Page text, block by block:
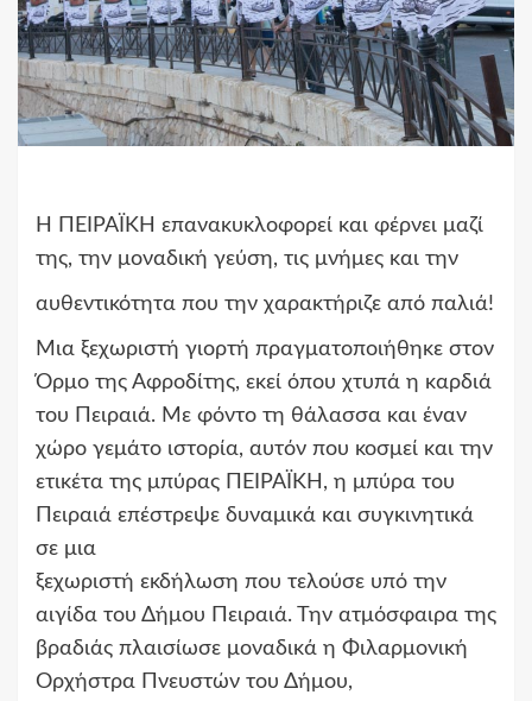
Η ΠΕΙΡΑΪΚΗ επανακυκλοφορεί και φέρνει μαζί
της, την μοναδική γεύση, τις μνήμες και την
αυθεντικότητα που την χαρακτήριζε από παλιά!
Μια ξεχωριστή γιορτή πραγματοποιήθηκε στον
Όρμο της Αφροδίτης, εκεί όπου χτυπά η καρδιά
του Πειραιά. Με φόντο τη θάλασσα και έναν
χώρο γεμάτο ιστορία, αυτόν που κοσμεί και την
ετικέτα της μπύρας ΠΕΙΡΑΪΚΗ, η μπύρα του
Πειραιά επέστρεψε δυναμικά και συγκινητικά
σε μια
ξεχωριστή εκδήλωση που τελούσε υπό την
αιγίδα του Δήμου Πειραιά. Την ατμόσφαιρα της
βραδιάς πλαισίωσε μοναδικά η Φιλαρμονική
Ορχήστρα Πνευστών του Δήμου,